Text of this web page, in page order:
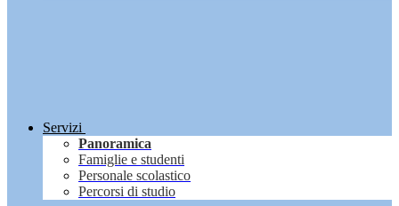
Servizi
Panoramica
Famiglie e studenti
Personale scolastico
Percorsi di studio